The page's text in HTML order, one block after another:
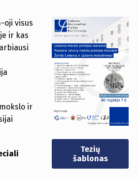
oji visus
ir kas
ir
Tezių
šablonas